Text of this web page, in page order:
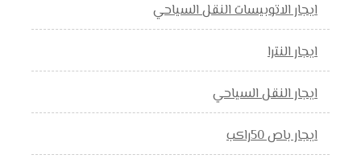
ايجار الاتوبيسات النقل السياحي
ايجار النترا
ايجار النقل السياحي
ايجار باص 50راكب